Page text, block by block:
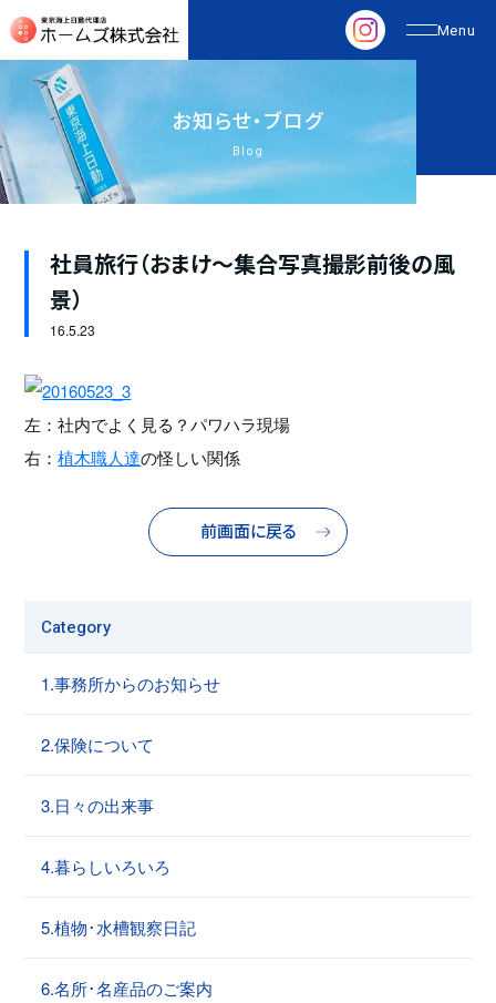
お知らせ・ブログ
Blog
社員旅行（おまけ～集合写真撮影前後の風
景）
16.5.23
左：社内でよく見る？パワハラ現場
右：植木職人達の怪しい関係
前画面に戻る
Category
1.事務所からのお知らせ
2.保険について
3.日々の出来事
4.暮らしいろいろ
5.植物･水槽観察日記
6.名所･名産品のご案内